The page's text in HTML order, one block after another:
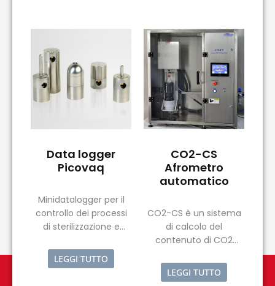
della temperatura.
Data logger
Picovaq
Minidatalogger per il
controllo dei processi
di sterilizzazione e
all’interno dei prodotti
stessi.
LEGGI TUTTO
CO2-CS
Afrometro
automatico
CO2-CS è un sistema
di calcolo del
contenuto di CO2
completamente
automatico di nuova
LEGGI TUTTO